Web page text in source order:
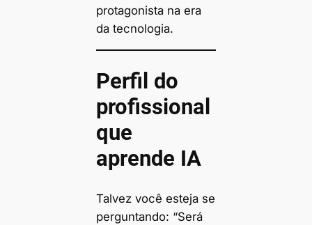
protagonista na era
da tecnologia.
Perfil do
profissional
que
aprende IA
Talvez você esteja se
perguntando: “Será